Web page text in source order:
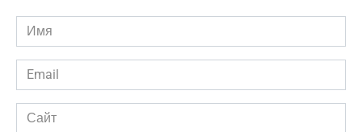
Имя
*
Email
*
Сайт